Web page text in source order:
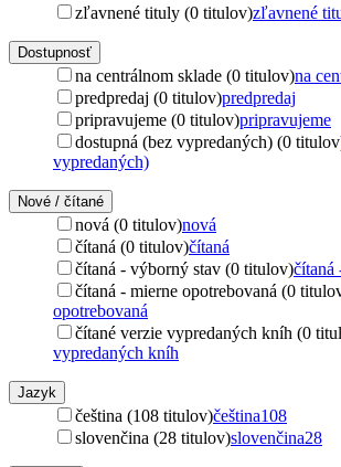
zľavnené tituly (0 titulov)zľavnené
Dostupnosť
na centrálnom sklade (0 titulov)na
predpredaj (0 titulov)predpredaj
pripravujeme (0 titulov)pripravujeme
dostupná (bez vypredaných) (0
vypredaných)
Nové / čítané
nová (0 titulov)nová
čítaná (0 titulov)čítaná
čítaná - výborný stav (0 titulov)čítaná
čítaná - mierne opotrebovaná (0
opotrebovaná
čítané verzie vypredaných kníh (0
vypredaných kníh
Jazyk
čeština (108 titulov)čeština108
slovenčina (28 titulov)slovenčina28